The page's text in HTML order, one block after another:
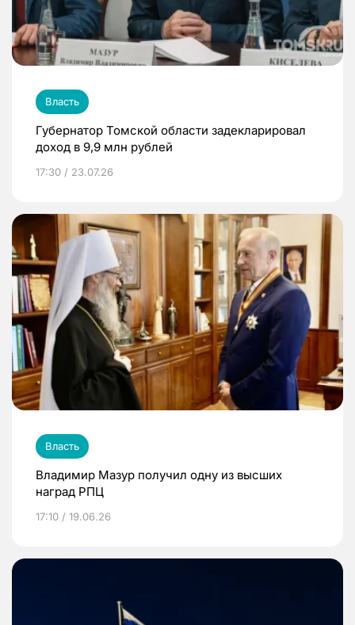
Власть
Губернатор Томской области задекларировал
доход в 9,9 млн рублей
17:30 / 23.07.26
Власть
Владимир Мазур получил одну из высших
наград РПЦ
17:10 / 19.06.26